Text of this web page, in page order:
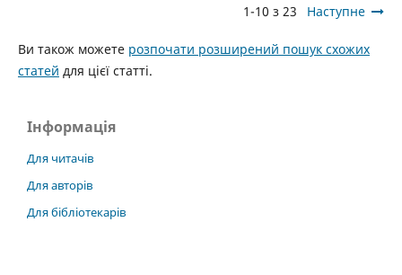
1-10 з 23 Наступне
Ви також можете розпочати розширений пошук схожих
статей для цієї статті.
Інформація
Для читачів
Для авторів
Для бібліотекарів